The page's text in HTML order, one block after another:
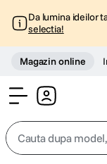
Da lumina ideilor
selectia!
Magazin online
Cauta dupa model,